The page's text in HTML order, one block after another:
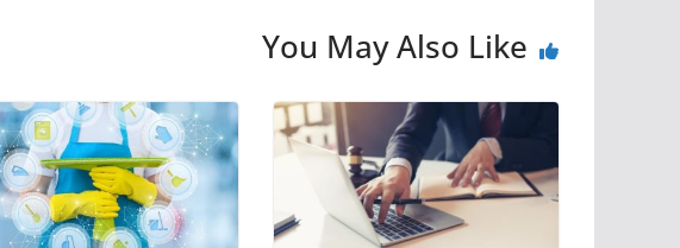
You May Also Like